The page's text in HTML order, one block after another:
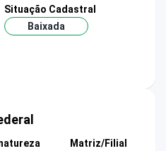
Situação Cadastral
Baixada
Matriz/Filial